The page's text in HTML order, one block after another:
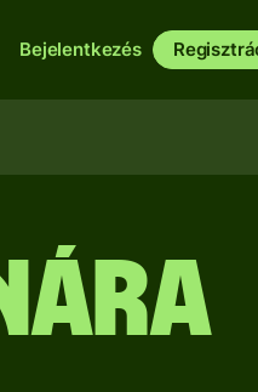
Bejelentkezés